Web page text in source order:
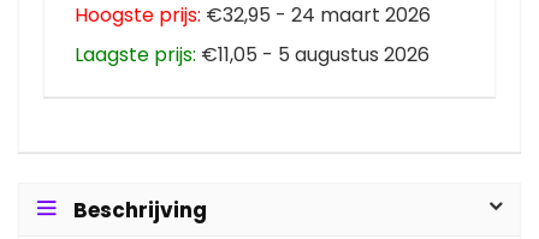
Hoogste prijs: €32,95 - 24 maart 2026
Laagste prijs: €11,05 - 5 augustus 2026
Beschrijving